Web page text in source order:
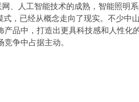
、人工智能技术的成熟，智能照明
，已经从概念走向了现实。不少中
品中，打造出更具科技感和人性化
争中占据主动。